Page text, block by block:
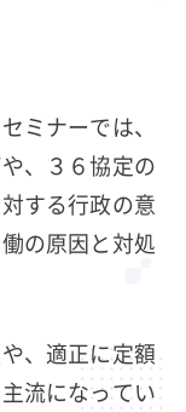
ミナーでは、
、３６協定の
する行政の意
の原因と対処
、適正に定額
流になってい